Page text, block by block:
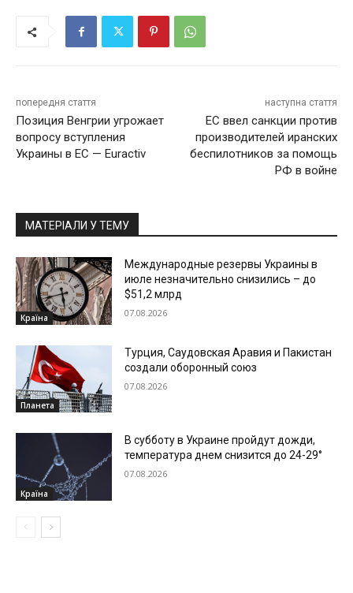
попередня стаття
Позиция Венгрии угрожает
вопросу вступления
Украины в ЕС — Euractiv
наступна стаття
ЕС ввел санкции против
производителей иранских
беспилотников за помощь
РФ в войне
МАТЕРІАЛИ У ТЕМУ
Країна
Международные резервы Украины в
июле незначительно снизились – до
$51,2 млрд
07.08.2026
Планета
Турция, Саудовская Аравия и Пакистан
создали оборонный союз
07.08.2026
Країна
В субботу в Украине пройдут дожди,
температура днем снизится до 24-29°
07.08.2026